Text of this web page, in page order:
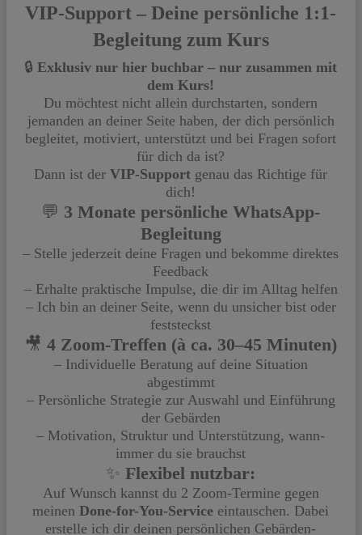
VIP-Support – Deine persönliche 1:1-
Begleitung zum Kurs
🔒Exklusiv nur hier buchbar – nur zusammen mit
dem Kurs!
Du möchtest nicht allein durchstarten, sondern
jemanden an deiner Seite haben, der dich persönlich
begleitet, motiviert, unterstützt und bei Fragen sofort
für dich da ist?
Dann ist derVIP-Support genau das Richtige für
dich!
💬 3 Monate persönliche WhatsApp-
Begleitung
– Stelle jederzeit deine Fragen und bekomme direktes
Feedback
– Erhalte praktische Impulse, die dir im Alltag helfen
– Ich bin an deiner Seite, wenn du unsicher bist oder
feststeckst
🎥4 Zoom-Treffen (à ca. 30–45 Minuten)
– Individuelle Beratung auf deine Situation
abgestimmt
– Persönliche Strategie zur Auswahl und Einführung
der Gebärden
– Motivation, Struktur und Unterstützung, wann-
immer du sie brauchst
✨Flexibel nutzbar:
Auf Wunsch kannst du 2 Zoom-Termine gegen
meinenDone-for-You-Service eintauschen. Dabei
erstelle ich dir deinen persönlichen Gebärden-